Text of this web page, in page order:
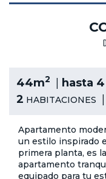
44m2 hasta 4
2 HABITACIONES
Apartamento
un estilo inspirado
primera planta, es
apartamento
equipado para tu